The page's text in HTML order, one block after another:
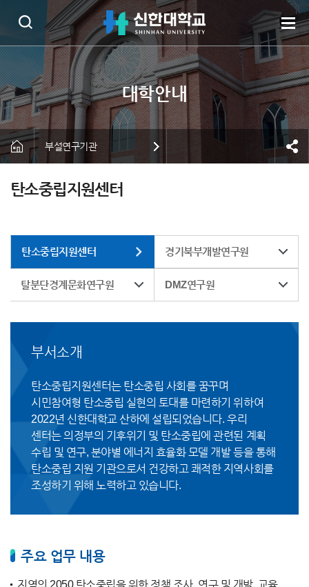
부설연구기관
탄소중립지원센터
탄소중립지원센터 경기북부개발연구원
탈분단경계문화연구원 DMZ연구원
부서소개
탄소중립지원센터는 탄소중립 사회를 꿈꾸며
시민참여형 탄소중립 실현의 토대를 마련하기 위하여
2022년 신한대학교 산하에 설립되었습니다. 우리
센터는 의정부의 기후위기 및 탄소중립에 관련된 계획
수립 및 연구, 분야별 에너지 효율화 모델 개발 등을 통해
탄소중립 지원 기관으로서 건강하고 쾌적한 지역사회를
조성하기 위해 노력하고 있습니다.
주요 업무 내용
지역의 2050 탄소중립을 위한 정책 조사, 연구 및 개발, 교육,